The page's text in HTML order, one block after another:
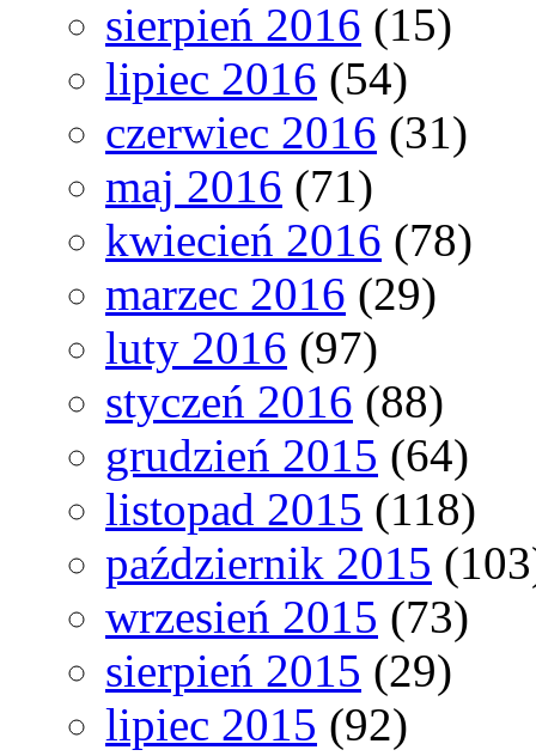
sierpień 2016 (15)
lipiec 2016 (54)
czerwiec 2016 (31)
maj 2016 (71)
kwiecień 2016 (78)
marzec 2016 (29)
luty 2016 (97)
styczeń 2016 (88)
grudzień 2015 (64)
listopad 2015 (118)
październik 2015
wrzesień 2015 (73)
sierpień 2015 (29)
lipiec 2015 (92)